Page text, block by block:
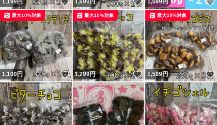
1,199円 いいね！
1,699円 いいね！
1,599円
1,100円 いいね！
最大10%対象
1,299円 いいね！
最大10%対象
1,599円
最大10%対象